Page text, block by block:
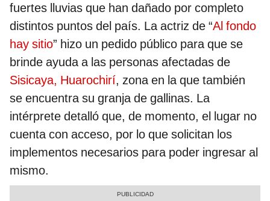
fuertes lluvias que han dañado por completo
distintos puntos del país. La actriz de “Al fondo
hay sitio” hizo un pedido público para que se
brinde ayuda a las personas afectadas de
Sisicaya, Huarochirí, zona en la que también
se encuentra su granja de gallinas. La
intérprete detalló que, de momento, el lugar no
cuenta con acceso, por lo que solicitan los
implementos necesarios para poder ingresar al
mismo.